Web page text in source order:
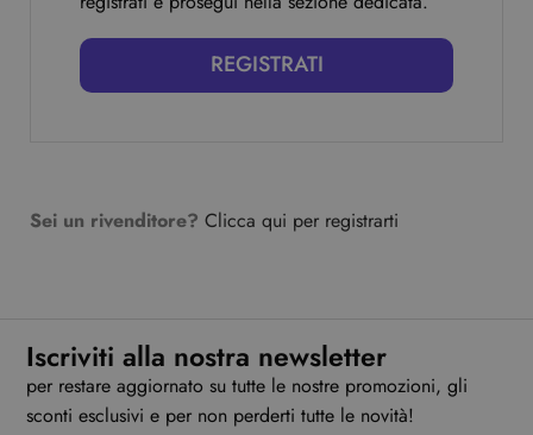
REGISTRATI
Sei un rivenditore? Clicca qui per registrarti
Iscriviti alla nostra newsletter
per restare aggiornato su tutte le nostre promozioni, gli
sconti esclusivi e per non perderti tutte le novità!